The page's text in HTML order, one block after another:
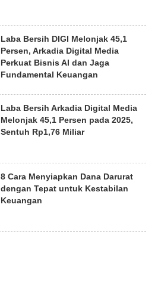
Laba Bersih DIGI Melonjak 45,1
Persen, Arkadia Digital Media
Perkuat Bisnis AI dan Jaga
Fundamental Keuangan
Laba Bersih Arkadia Digital Media
Melonjak 45,1 Persen pada 2025,
Sentuh Rp1,76 Miliar
8 Cara Menyiapkan Dana Darurat
dengan Tepat untuk Kestabilan
Keuangan